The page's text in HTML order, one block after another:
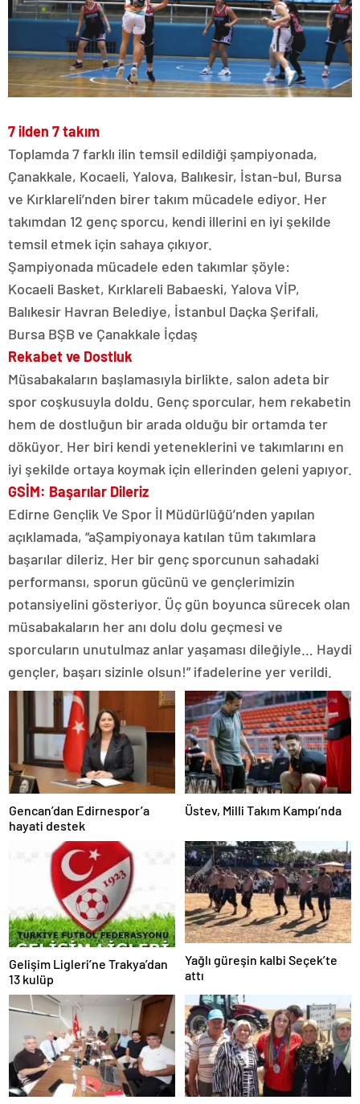
7 ilden 7 takım
Toplamda 7 farklı ilin temsil edildiği şampiyonada,
Çanakkale, Kocaeli, Yalova, Balıkesir, İstan-bul, Bursa
ve Kırklareli’nden birer takım mücadele ediyor. Her
takımdan 12 genç sporcu, kendi illerini en iyi şekilde
temsil etmek için sahaya çıkıyor.
Şampiyonada mücadele eden takımlar şöyle:
Kocaeli Basket, Kırklareli Babaeski, Yalova VİP,
Balıkesir Havran Belediye, İstanbul Daçka Şerifali,
Bursa BŞB ve Çanakkale İçdaş
Rekabet ve Dostluk
Müsabakaların başlamasıyla birlikte, salon adeta bir
spor coşkusuyla doldu. Genç sporcular, hem rekabetin
hem de dostluğun bir arada olduğu bir ortamda ter
döküyor. Her biri kendi yeteneklerini ve takımlarını en
iyi şekilde ortaya koymak için ellerinden geleni yapıyor.
GSİM: Başarılar Dileriz
Edirne Gençlik Ve Spor İl Müdürlüğü’nden yapılan
açıklamada, “aŞampiyonaya katılan tüm takımlara
başarılar dileriz. Her bir genç sporcunun sahadaki
performansı, sporun gücünü ve gençlerimizin
potansiyelini gösteriyor. Üç gün boyunca sürecek olan
müsabakaların her anı dolu dolu geçmesi ve
sporcuların unutulmaz anlar yaşaması dileğiyle… Haydi
gençler, başarı sizinle olsun!” ifadelerine yer verildi.
Gencan’dan Edirnespor’a
hayati destek
Üstev, Milli Takım Kampı’nda
Gelişim Ligleri’ne Trakya’dan
13 kulüp
Yağlı güreşin kalbi Seçek’te
attı